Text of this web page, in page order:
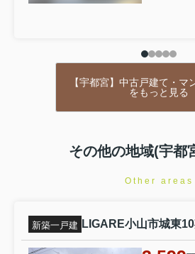
【宇都宮】中古戸建て・マ
をもっと見る
その他の地域(宇都
Other areas
新築一戸建